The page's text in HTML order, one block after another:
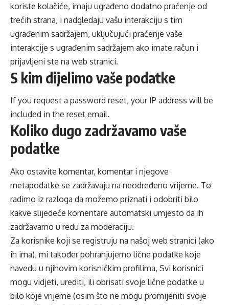
koriste kolačiće, imaju ugrađeno dodatno praćenje od
trećih strana, i nadgledaju vašu interakciju s tim
ugrađenim sadržajem, uključujući praćenje vaše
interakcije s ugrađenim sadržajem ako imate račun i
prijavljeni ste na web stranici.
S kim dijelimo vaše podatke
If you request a password reset, your IP address will be
included in the reset email.
Koliko dugo zadržavamo vaše
podatke
Ako ostavite komentar, komentar i njegove
metapodatke se zadržavaju na neodređeno vrijeme. To
radimo iz razloga da možemo priznati i odobriti bilo
kakve slijedeće komentare automatski umjesto da ih
zadržavamo u redu za moderaciju.
Za korisnike koji se registruju na našoj web stranici (ako
ih ima), mi također pohranjujemo lične podatke koje
navedu u njihovim korisničkim profilima, Svi korisnici
mogu vidjeti, urediti, ili obrisati svoje lične podatke u
bilo koje vrijeme (osim što ne mogu promijeniti svoje